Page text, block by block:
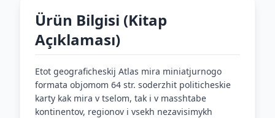
Ürün Bilgisi (Kitap
Açıklaması)
Etot geograficheskij Atlas mira miniatjurnogo
formata objomom 64 str. soderzhit politicheskie
karty kak mira v tselom, tak i v masshtabe
kontinentov, regionov i vsekh nezavisimykh